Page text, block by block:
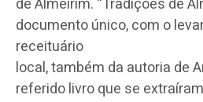
de Almeirim. “Tradições de
documento único, com o
receituário
local, também da autoria de
referido livro que se